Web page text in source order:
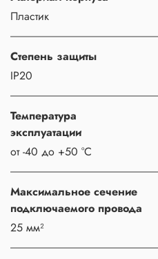
Пластик
Степень защиты
IP20
Температура
эксплуатации
от -40 до +50 °C
Максимальное сечение
подключаемого провода
25 мм²